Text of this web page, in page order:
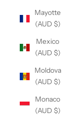
Mayotte
(AUD $)
Mexico
(AUD $)
Moldova
(AUD $)
Monaco
(AUD $)